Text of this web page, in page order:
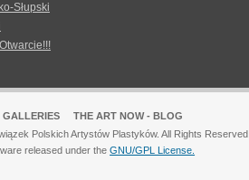
Słupski
GALLERIES
THE ART NOW - BLOG
Polskich Artystów Plastyków. All Rights Reserved.
released under theGNU/GPL License.